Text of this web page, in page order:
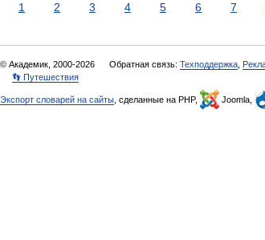
1 2 3 4 5 6 7
© Академик, 2000-2026 Обратная связь: Техподдержка
👣 Путешествия
Экспорт словарей на сайты , сделанные на PHP, Joomla,